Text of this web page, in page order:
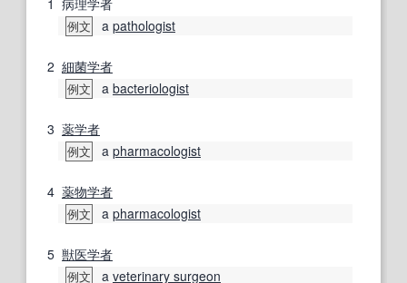
例文 a pathologist
2 細菌学者
例文 a bacteriologist
3 薬学者
例文 a pharmacologist
4 薬物学者
例文 a pharmacologist
5 獣医学者
例文 a veterinary surgeon